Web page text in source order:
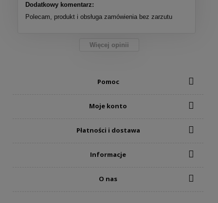
Dodatkowy komentarz:
Polecam, produkt i obsługa zamówienia bez zarzutu
Więcej opinii
Pomoc
Moje konto
Płatności i dostawa
Informacje
O nas